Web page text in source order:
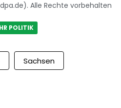
Alle Rechte vorbehalten
POLITIK
Sachsen